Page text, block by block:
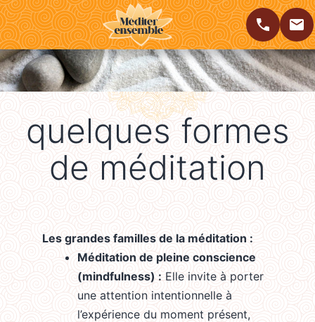
Aller
au
contenu
APPELER
CONTACTER
MÉDITATION
PLEINE
CONSCIENCE
RENNES
quelques formes
de méditation
Les grandes familles de la méditation :
Méditation de pleine conscience
(mindfulness) : Elle invite à porter
une attention intentionnelle à
l’expérience du moment présent,